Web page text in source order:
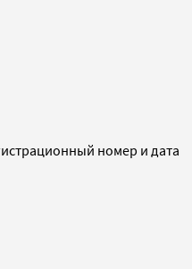
номер и дата